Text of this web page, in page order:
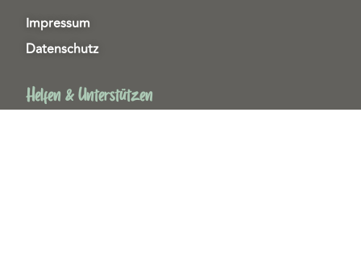
Impressum
Datenschutz
Helfen & Unterstützen